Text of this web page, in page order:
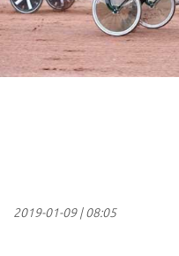
2019-01-09|08:05